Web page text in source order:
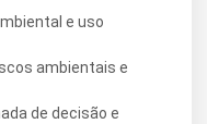
e uso
ambientais e
de decisão e